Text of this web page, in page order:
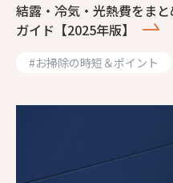
結露・冷気・光熱費をま
ガイド【2025年版】
#お掃除の時短＆ポイント